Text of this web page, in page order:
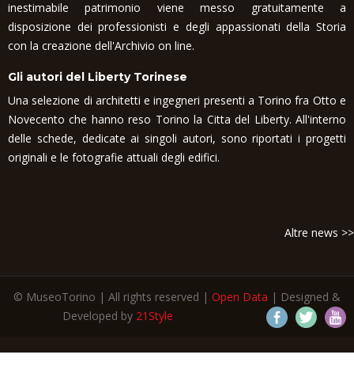
inestimabile patrimonio viene messo gratuitamente a
disposizione dei professionisti e degli appassionati della Storia
con la creazione dell'Archivio on line.
Gli autori del Liberty Torinese
Una selezione di architetti e ingegneri presenti a Torino fra Otto e
Novecento che hanno reso Torino la Citta del Liberty. All'interno
delle schede, dedicate ai singoli autori, sono riportati i progetti
originali e le fotografie attuali degli edifici.
Altre news >>
© MuseoTorino | All rights reserved | Open Data | Designed &
Developed by 21Style